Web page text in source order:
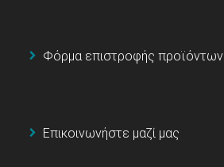
Φόρμα επιστροφής προϊόντων
Επικοινωνήστε μαζί μας